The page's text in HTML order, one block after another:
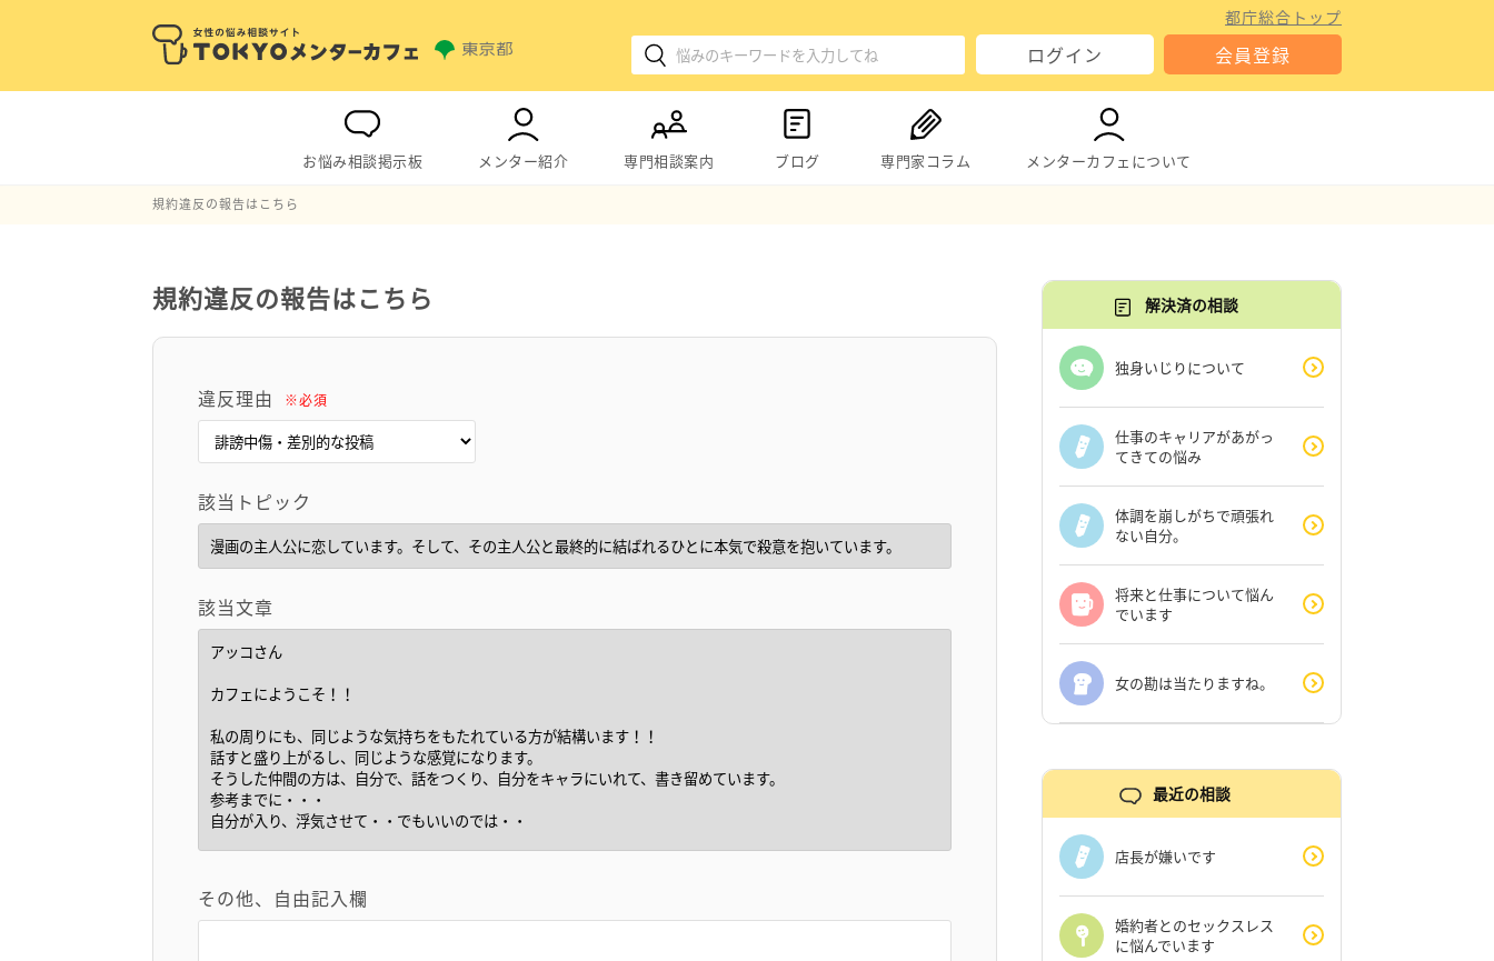
都庁総合トップ
ログイン 会員登録
お悩み相談掲示板 メンター紹介 専門相談案内 ブログ 専門家コラム メンターカフェについて
規約違反の報告はこちら
規約違反の報告はこちら
違反理由 ※必須
該当トピック
該当文章
その他、自由記入欄
解決済の相談
独身いじりについて
仕事のキャリアがあがっ
てきての悩み
体調を崩しがちで頑張れ
ない自分。
将来と仕事について悩ん
でいます
女の勘は当たりますね。
最近の相談
店長が嫌いです
婚約者とのセックスレス
に悩んでいます